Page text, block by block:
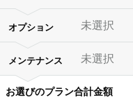
オプション 未選択
メンテナンス 未選択
お選びのプラン合計金額